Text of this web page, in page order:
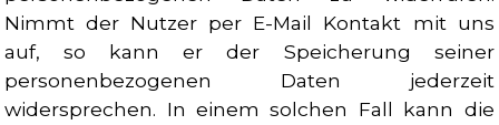
Nimmt der Nutzer per E-Mail Kontakt mit uns
auf, so kann er der Speicherung seiner
personenbezogenen Daten jederzeit
widersprechen. In einem solchen Fall kann die